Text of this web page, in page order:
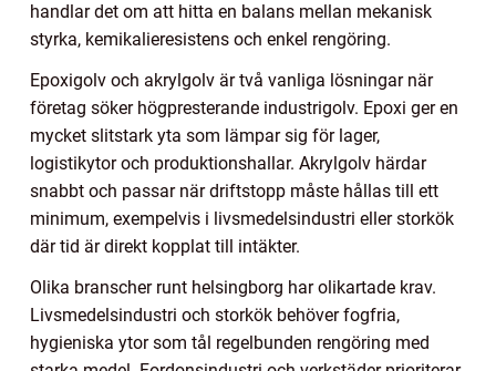
handlar det om att hitta en balans mellan mekanisk
styrka, kemikalieresistens och enkel rengöring.
Epoxigolv och akrylgolv är två vanliga lösningar när
företag söker högpresterande industrigolv. Epoxi ger en
mycket slitstark yta som lämpar sig för lager,
logistikytor och produktionshallar. Akrylgolv härdar
snabbt och passar när driftstopp måste hållas till ett
minimum, exempelvis i livsmedelsindustri eller storkök
där tid är direkt kopplat till intäkter.
Olika branscher runt helsingborg har olikartade krav.
Livsmedelsindustri och storkök behöver fogfria,
hygieniska ytor som tål regelbunden rengöring med